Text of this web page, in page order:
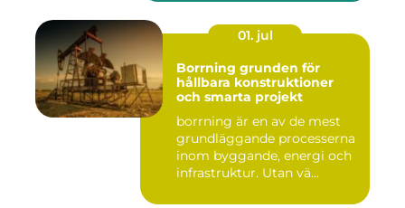
01. jul
Borrning grunden för
hållbara konstruktioner
och smarta projekt
borrning är en av de mest
grundläggande processerna
inom byggande, energi och
infrastruktur. Utan vä...